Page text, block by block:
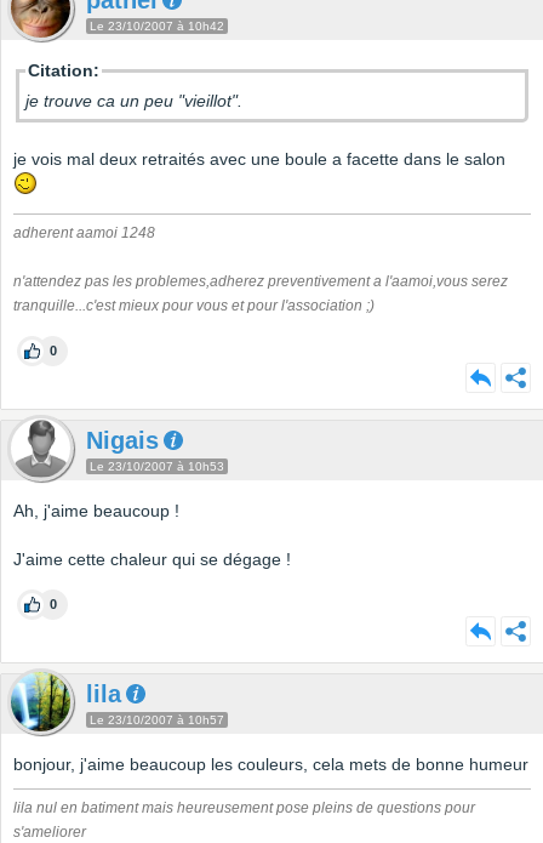
Le 23/10/2007 à 10h42
Citation:
je trouve ca un peu "vieillot".
je vois mal deux retraités avec une boule a facette dans le salon
adherent aamoi 1248
n'attendez pas les problemes,adherez preventivement a l'aamoi,vous serez
tranquille...c'est mieux pour vous et pour l'association ;)
0
Nigais
Le 23/10/2007 à 10h53
Ah, j'aime beaucoup !
J'aime cette chaleur qui se dégage !
0
lila
Le 23/10/2007 à 10h57
bonjour, j'aime beaucoup les couleurs, cela mets de bonne humeur
lila nul en batiment mais heureusement pose pleins de questions pour
s'ameliorer